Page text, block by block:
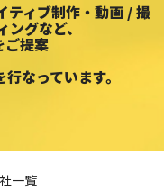
ティブ制作・動画 / 撮
グなど、
ご提案
なっています。
一覧